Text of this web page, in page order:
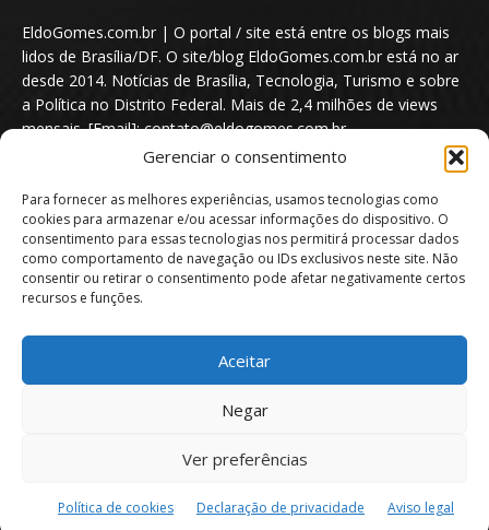
Gerenciar o consentimento
Para fornecer as melhores experiências, usamos tecnologias como
cookies para armazenar e/ou acessar informações do dispositivo. O
consentimento para essas tecnologias nos permitirá processar dados
como comportamento de navegação ou IDs exclusivos neste site. Não
consentir ou retirar o consentimento pode afetar negativamente certos
recursos e funções.
Aceitar
Negar
Ver preferências
Política de cookies Declaração de privacidade Aviso legal
EldoGomes.com.br | O portal / site está entre os blogs mais
lidos de Brasília/DF. O site/blog EldoGomes.com.br está no ar
desde 2014. Notícias de Brasília, Tecnologia, Turismo e sobre
a Política no Distrito Federal. Mais de 2,4 milhões de views
mensais. [Email]: contato@eldogomes.com.br
Portal EldoGomes.com.br | Entre os Blogs mais lidos de Brasília/DF. |
Quem é “Eldo Gomes”
Política de privacidade
Isenção de Responsabilidade
Contato